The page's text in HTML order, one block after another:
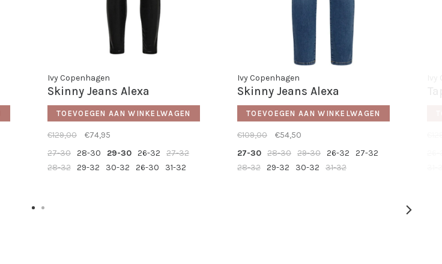
Ivy Copenhagen
Skinny Jeans Alexa
TOEVOEGEN AAN WINKELWAGEN
€129,00
€74,95
27-30 28-30 29-30 26-32
27-32
28-32 29-32 30-32 26-30 31-32
Ivy Copenhagen
Skinny Jeans Alexa
TOEVOEGEN AAN WINKELWAGEN
€109,00
€54,50
27-30 28-30 29-30 26-32
27-32
28-32 29-32 30-32 31-32